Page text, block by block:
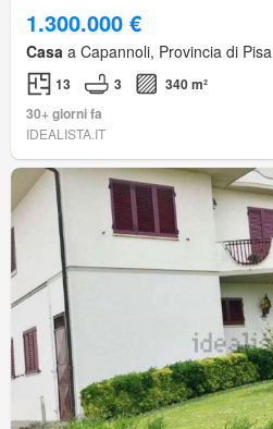
1.300.000 €
Casa a Capannoli, Provincia di Pisa
13 3
340 m²
30+ giorni fa
IDEALISTA.IT